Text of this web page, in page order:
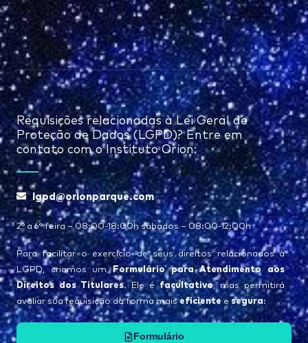
Requisições relacionadas à Lei Geral de
Proteção de Dados (LGPD)? Entre em
contato com o Instituto Orion:
lgpd@orionparque.com
2° a 6° feira – 08:00-18:00h sábados – 08:00-12:00h
Para facilitar o exercício de seus direitos relacionados à
LGPD, criamos umFormulário para Atendimento aos
Direitos dos Titulares. Ele éfacultativo, mas permitirá
avaliar sua requisição da forma maiseficientee segura:
Formulário